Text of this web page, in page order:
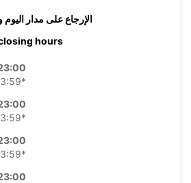
الإرجاع على مدار اليوم
hours